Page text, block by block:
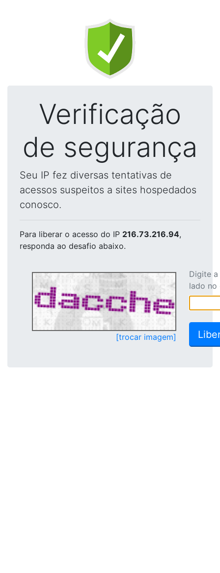
Verificação
de segurança
Seu IP fez diversas tentativas de
acessos suspeitos a sites hospedados
conosco.
Para liberar o acesso do IP 216.73.216.94,
responda ao desafio abaixo.
[trocar imagem]
Digite
lado no